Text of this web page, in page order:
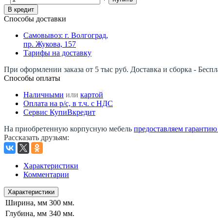
В кредит
Способы доставки
Самовывоз: г. Волгоград,
пр. Жукова, 157
Тарифы на доставку
При оформлении заказа от 5 тыс руб. Доставка и сборка -
Способы оплаты
Наличными или картой
Оплата на р/c, в т.ч. с НДС
Сервис КупиВкредит
На приобретенную корпусную мебель предоставляем гарантию
Рассказать друзьям:
Характеристики
Комментарии
Характеристики
Ширина, мм 300 мм.
Глубина, мм 340 мм.